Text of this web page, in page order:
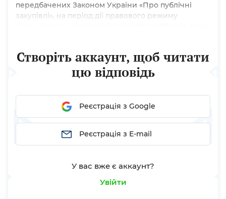
передбачених Законом України «Про публічні
закупівлі», на період дії правового режиму
12.10.2022 № 1178 (далі —...
Створіть аккаунт, щоб читати
цю відповідь
Реєстрація з Google
Реєстрація з E-mail
У вас вже є аккаунт?
Увійти